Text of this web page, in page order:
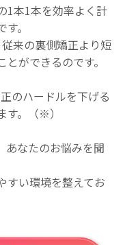
1本1本を効率よく計
。
来の裏側矯正より短
ができるのです。
のハードルを下げる
す。（※）
あなたのお悩みを聞
すい環境を整えてお